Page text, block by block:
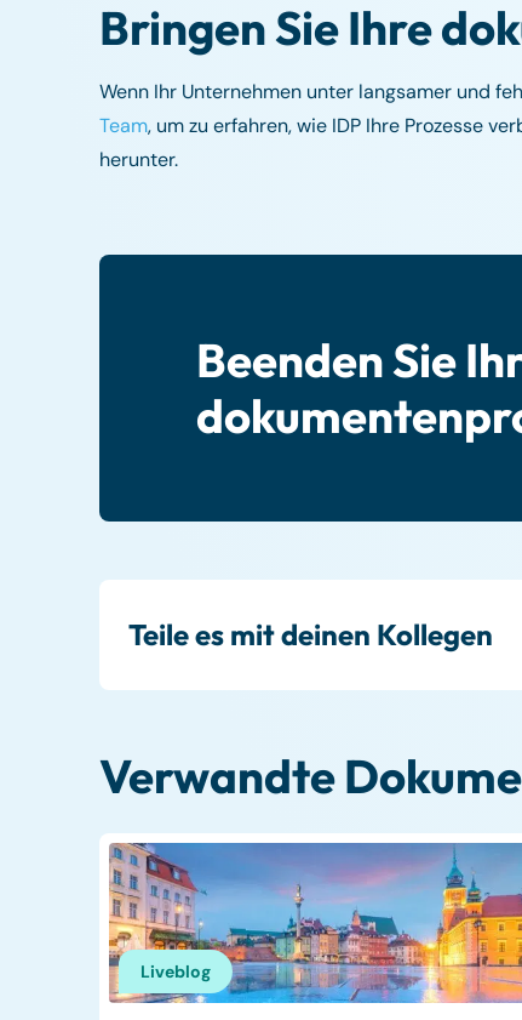
Bringen Sie Ihre
Wenn Ihr Unternehmen unter langsamer und
Team, um zu erfahren, wie IDP Ihre Prozesse
herunter.
Beenden Sie
Teile es mit deinen Kollegen
Verwandte
Liveblog